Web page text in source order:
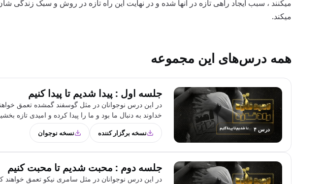
میکنند ، سبب ایجاد راهی تازه در آنها شده و در نهایت این راه تازه در روش و سبک زندگی
میکند.
همه درس‌های این مجموعه
درس ۴
جلسه اول : پیدا شدیم تا پیدا کنیم
در این درس نوجوانان در مثل گوسفند گمشده تعمق
خداوند به دنبال ما بود و ما را پیدا کرده و امیدی تازه
نسخه برگزار کننده نسخه نوجوان
جلسه دوم : محبت شدیم تا محبت کنیم
در این درس نوجوانان در مثل سامری نیکو تعمق